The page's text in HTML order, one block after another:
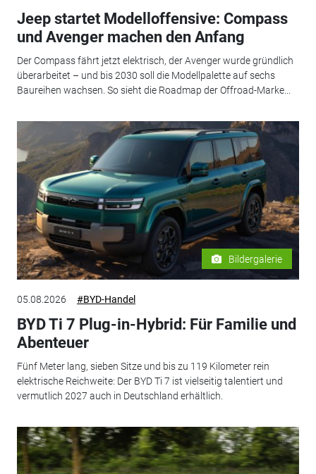
Jeep startet Modelloffensive: Compass
und Avenger machen den Anfang
Der Compass fährt jetzt elektrisch, der Avenger wurde gründlich
überarbeitet – und bis 2030 soll die Modellpalette auf sechs
Baureihen wachsen. So sieht die Roadmap der Offroad-Marke...
Bildergalerie
05.08.2026 #BYD-Handel
BYD Ti 7 Plug-in-Hybrid: Für Familie und
Abenteuer
Fünf Meter lang, sieben Sitze und bis zu 119 Kilometer rein
elektrische Reichweite: Der BYD Ti 7 ist vielseitig talentiert und
vermutlich 2027 auch in Deutschland erhältlich.